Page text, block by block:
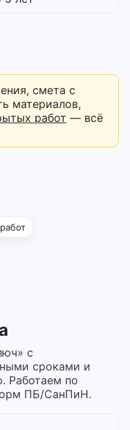
смета с
материалов,
работ — всё
с
сроками и
Работаем по
ПБ/СанПиН.